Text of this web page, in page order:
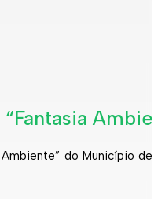
do Município